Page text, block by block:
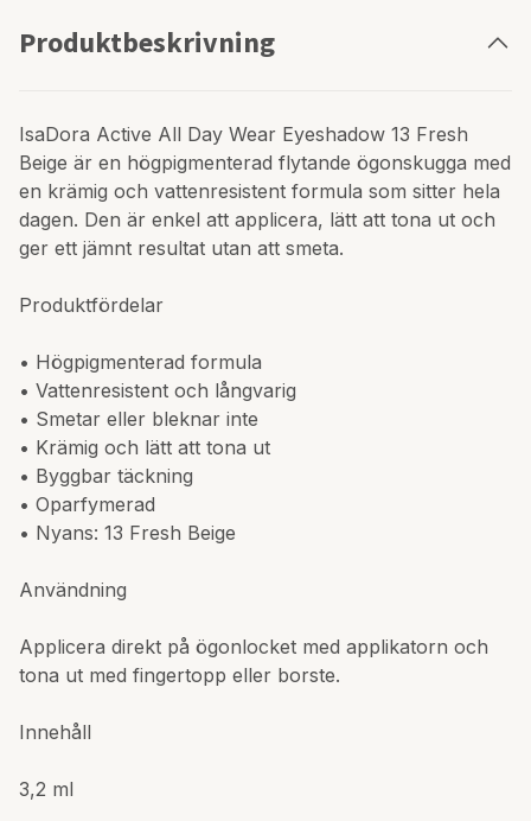
Produktbeskrivning
IsaDora Active All Day Wear Eyeshadow 13 Fresh
Beige är en högpigmenterad flytande ögonskugga med
en krämig och vattenresistent formula som sitter hela
dagen. Den är enkel att applicera, lätt att tona ut och
ger ett jämnt resultat utan att smeta.
Produktfördelar
• Högpigmenterad formula
• Vattenresistent och långvarig
• Smetar eller bleknar inte
• Krämig och lätt att tona ut
• Byggbar täckning
• Oparfymerad
• Nyans: 13 Fresh Beige
Användning
Applicera direkt på ögonlocket med applikatorn och
tona ut med fingertopp eller borste.
Innehåll
3,2 ml